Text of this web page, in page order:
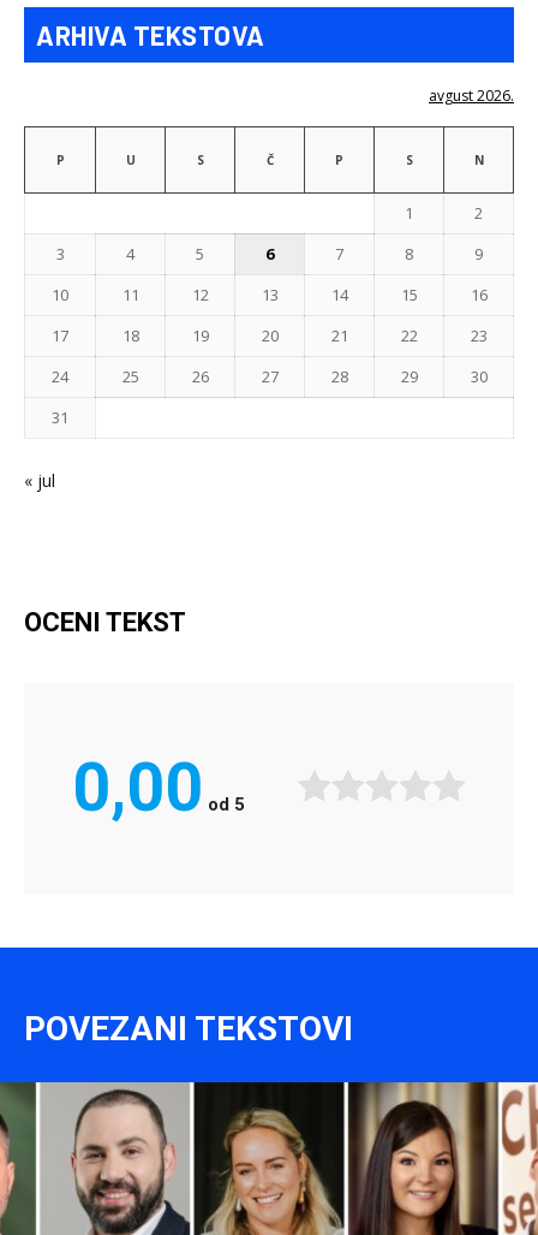
ARHIVA TEKSTOVA
avgust 2026.
P U S Č P S N
1
2
3
4 5 6 7 8
9
10
11 12 13 14 15
16
17
18 19 20 21 22
23
24
25 26 27 28 29
30
31
« jul
OCENI TEKST
0,00 od 5
POVEZANI TEKSTOVI